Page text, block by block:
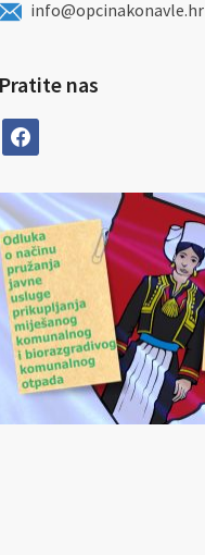
info@opcinakonavle.hr
nas
facebook